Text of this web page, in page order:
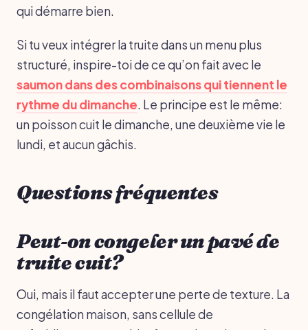
qui démarre bien.
Si tu veux intégrer la truite dans un menu plus
structuré, inspire-toi de ce qu’on fait avec le
saumon dans des combinaisons qui tiennent le
rythme du dimanche. Le principe est le même:
un poisson cuit le dimanche, une deuxième vie le
lundi, et aucun gâchis.
Questions fréquentes
Peut-on congeler un pavé de
truite cuit?
Oui, mais il faut accepter une perte de texture. La
congélation maison, sans cellule de